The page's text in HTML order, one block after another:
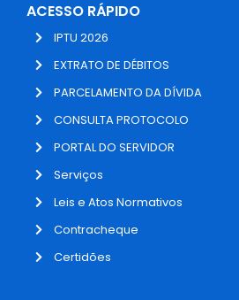
ACESSO RÁPIDO
IPTU 2026
EXTRATO DE DÉBITOS
PARCELAMENTO DA DÍVIDA
CONSULTA PROTOCOLO
PORTAL DO SERVIDOR
Serviços
Leis e Atos Normativos
Contracheque
Certidões